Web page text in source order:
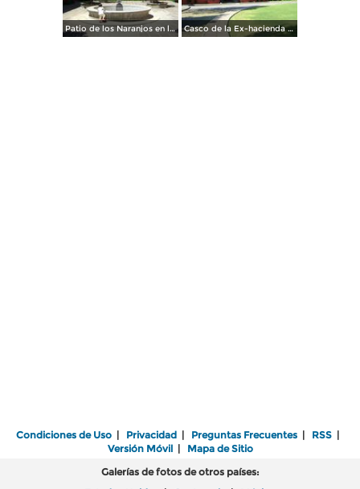
Patio de los Naranjos en la ex-hacienda Galindo, Qro. Marzo/2012 Casco de la Ex-hacienda Galindo, Querétaro. Marzo/2012
Condiciones de Uso | Privacidad | Preguntas Frecuentes | RSS |
Versión Móvil| Mapa de Sitio
Galerías de fotos de otros países: